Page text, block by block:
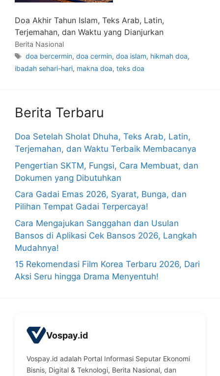
Doa Akhir Tahun Islam, Teks Arab, Latin,
Terjemahan, dan Waktu yang Dianjurkan
Berita Nasional
Tag
doa bercermin,doa cermin,doa islam, hikmah doa,
ibadah sehari-hari, makna doa, teks doa
Berita Terbaru
Doa Setelah Sholat Dhuha, Teks Arab, Latin,
Terjemahan, dan Waktu Terbaik Membacanya
Pengertian SKTM, Fungsi, Cara Membuat, dan
Dokumen yang Dibutuhkan
Cara Gadai Emas 2026, Syarat, Bunga, dan
Pilihan Tempat Gadai Terpercaya!
Cara Mengajukan Sanggahan dan Usulan
Bansos di Aplikasi Cek Bansos 2026, Langkah
Mudahnya!
15 Rekomendasi Film Korea Terbaru 2026, Dari
Aksi Seru hingga Drama Menyentuh!
Vospay.id
Vospay.id adalah Portal Informasi Seputar Ekonomi
Bisnis, Digital & Teknologi, Berita Nasional, dan